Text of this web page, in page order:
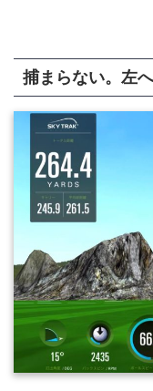
捕まらない。左